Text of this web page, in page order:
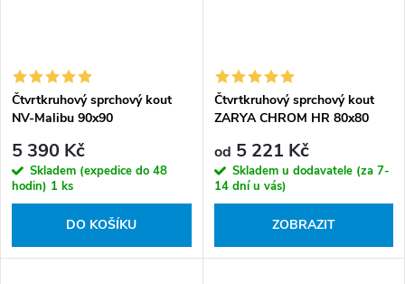
Čtvrtkruhový sprchový kout
NV-Malibu 90x90
5 390 Kč
Skladem (expedice do 48
hodin) 1 ks
DO KOŠÍKU
Čtvrtkruhový sprchový kout
ZARYA CHROM HR 80x80
vaničky
od 5 221 Kč
Skladem u dodavatele (za 7-
14 dní u vás)
ZOBRAZIT